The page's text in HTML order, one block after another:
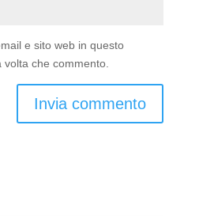
e sito web in questo
che commento.